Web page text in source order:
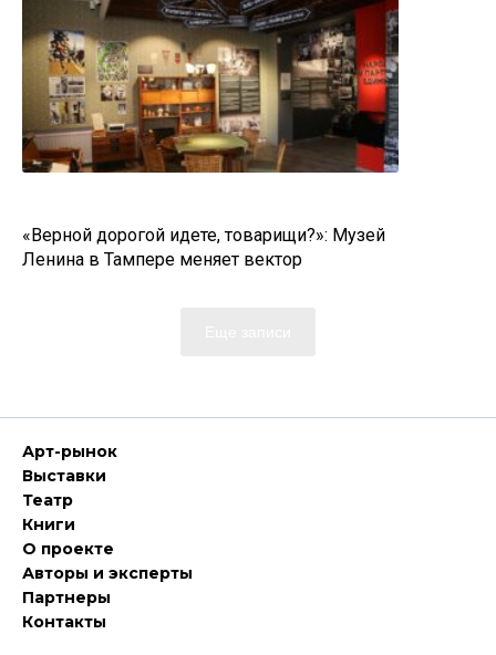
«Верной дорогой идете, товарищи?»: Музей
Ленина в Тампере меняет вектор
Арт-рынок
Выставки
Театр
Книги
О проекте
Авторы и эксперты
Партнеры
Контакты